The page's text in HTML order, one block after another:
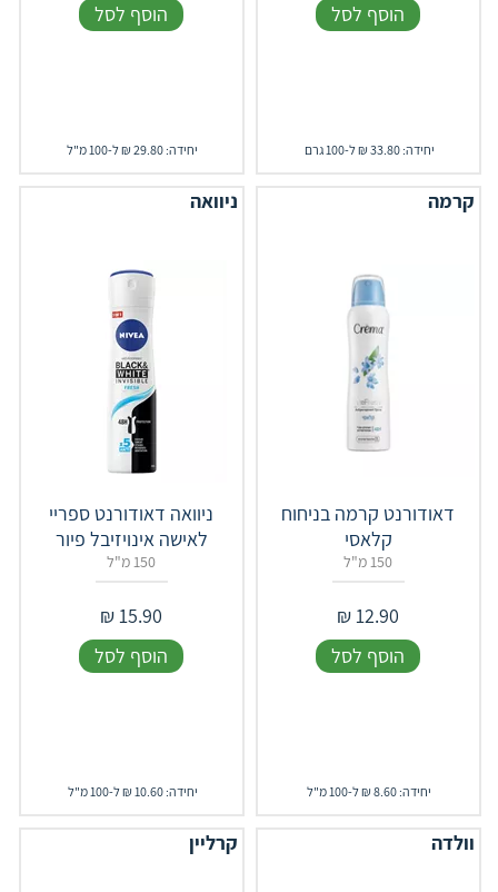
הוסף לסל
יחידה: 33.80 ₪ ל-100 גרם
הוסף לסל
יחידה: 29.80 ₪ ל-100 מ"ל
קרמה
דאודורנט קרמה בניחוח
קלאסי
150 מ"ל
12.90
₪
הוסף לסל
יחידה: 8.60 ₪ ל-100 מ"ל
ניוואה
ניוואה דאודורנט ספריי
לאישה אינויזיבל פיור
150 מ"ל
15.90
₪
הוסף לסל
יחידה: 10.60 ₪ ל-100 מ"ל
וולדה קרליין